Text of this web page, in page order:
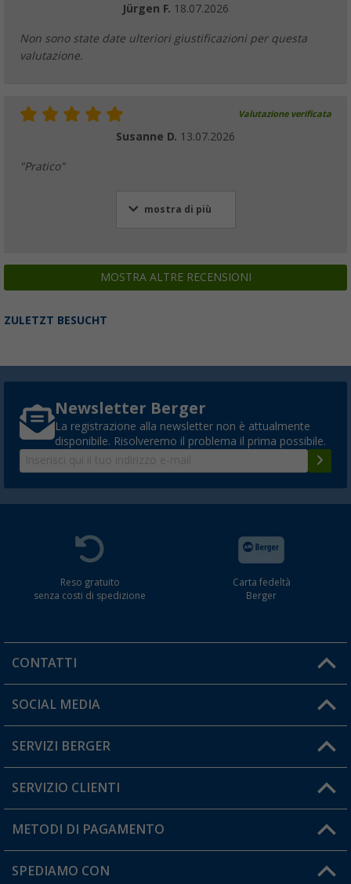
Jürgen F. 18.07.2026
Non sono state date ulteriori giustificazioni per questa
valutazione.
Valutazione verificata
Susanne D. 13.07.2026
"Pratico"
mostra di più
MOSTRA ALTRE RECENSIONI
ZULETZT BESUCHT
Newsletter Berger
La registrazione alla newsletter non è attualmente
disponibile. Risolveremo il problema il prima possibile.
Reso gratuito
senza costi di spedizione
Carta fedeltà
Berger
CONTATTI
Orari di apertura del servizio:
Hai una domanda?
SOCIAL MEDIA
SERVIZI BERGER
Diventare rivenditori
Il mio Account
SERVIZIO CLIENTI
Informazioni sulla spedizione
Resi
METODI DI PAGAMENTO
SPEDIAMO CON